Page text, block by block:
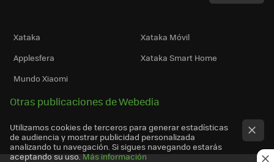
Xataka
Xataka Móvil
Applesfera
Xataka Smart Home
Mundo Xiaomi
Otras publicaciones de Webedia
Utilizamos cookies de terceros para generar estadísticas
de audiencia y mostrar publicidad personalizada
analizando tu navegación. Si sigues navegando estarás
aceptando su uso. Más información